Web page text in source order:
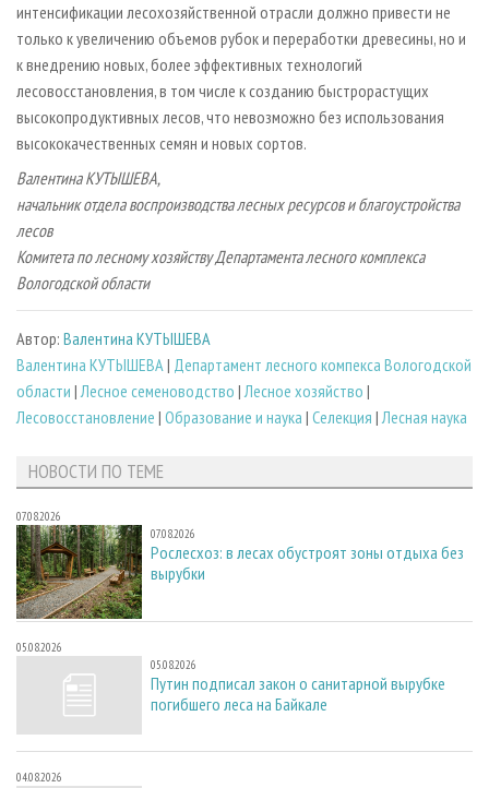
интенсификации лесохозяйственной отрасли должно привести не
только к увеличению объемов рубок и переработки древесины, но и
к внедрению новых, более эффективных технологий
лесовосстановления, в том числе к созданию быстрорастущих
высокопродуктивных лесов, что невозможно без использования
высококачественных семян и новых сортов.
Валентина КУТЫШЕВА,
начальник отдела воспроизводства лесных ресурсов и благоустройства
лесов
Комитета по лесному хозяйству Департамента лесного комплекса
Вологодской области
Автор: Валентина КУТЫШЕВА
Валентина КУТЫШЕВА | Департамент лесного компекса Вологодской
области | Лесное семеноводство | Лесное хозяйство |
Лесовосстановление | Образование и наука | Селекция | Лесная наука
НОВОСТИ ПО ТЕМЕ
07.08.2026
07.08.2026
Рослесхоз: в лесах обустроят зоны отдыха без
вырубки
05.08.2026
05.08.2026
Путин подписал закон о санитарной вырубке
погибшего леса на Байкале
04.08.2026